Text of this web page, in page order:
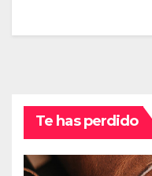
Te has perdido